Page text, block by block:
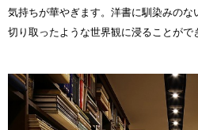
気持ちが華やぎます。洋書に馴染みのな
切り取ったような世界観に浸ることがで